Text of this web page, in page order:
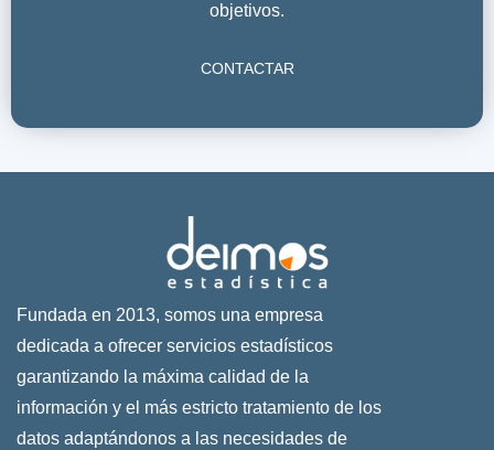
objetivos.
CONTACTAR
Fundada en 2013, somos una empresa
dedicada a ofrecer servicios estadísticos
garantizando la máxima calidad de la
información y el más estricto tratamiento de los
datos adaptándonos a las necesidades de